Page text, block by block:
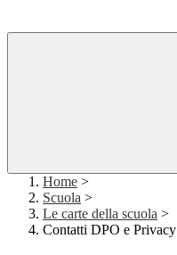
Home >
Scuola >
Le carte della scuola >
Contatti DPO e Privacy